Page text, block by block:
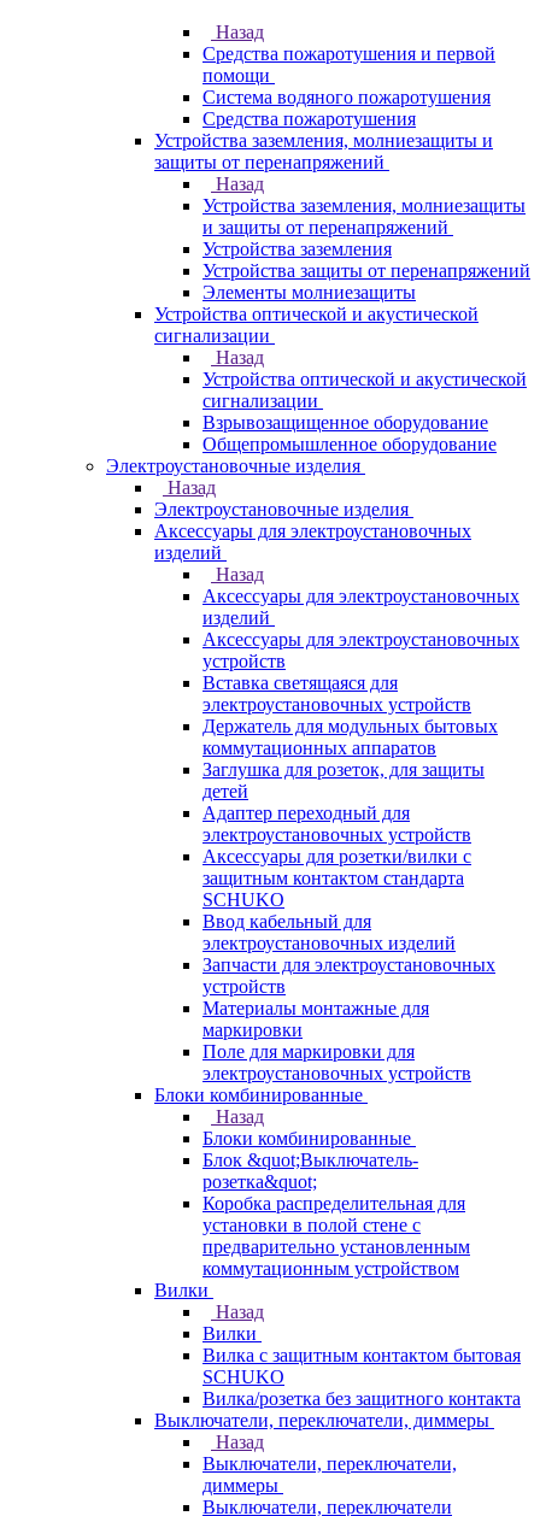
Назад
Средства пожаротушения и первой
помощи
Система водяного пожаротушения
Средства пожаротушения
Устройства заземления, молниезащиты и
защиты от перенапряжений
Назад
Устройства заземления, молниезащиты
и защиты от перенапряжений
Устройства заземления
Устройства защиты от перенапряжений
Элементы молниезащиты
Устройства оптической и акустической
сигнализации
Назад
Устройства оптической и акустической
сигнализации
Взрывозащищенное оборудование
Общепромышленное оборудование
Электроустановочные изделия
Назад
Электроустановочные изделия
Аксессуары для электроустановочных
изделий
Назад
Аксессуары для электроустановочных
изделий
Аксессуары для электроустановочных
устройств
Вставка светящаяся для
электроустановочных устройств
Держатель для модульных бытовых
коммутационных аппаратов
Заглушка для розеток, для защиты
детей
Адаптер переходный для
электроустановочных устройств
Аксессуары для розетки/вилки с
защитным контактом стандарта
SCHUKO
Ввод кабельный для
электроустановочных изделий
Запчасти для электроустановочных
устройств
Материалы монтажные для
маркировки
Поле для маркировки для
электроустановочных устройств
Блоки комбинированные
Назад
Блоки комбинированные
Блок &quot;Выключатель-
розетка&quot;
Коробка распределительная для
установки в полой стене с
предварительно установленным
коммутационным устройством
Вилки
Назад
Вилки
Вилка с защитным контактом бытовая
SCHUKO
Вилка/розетка без защитного контакта
Выключатели, переключатели, диммеры
Назад
Выключатели, переключатели,
диммеры
Выключатели, переключатели